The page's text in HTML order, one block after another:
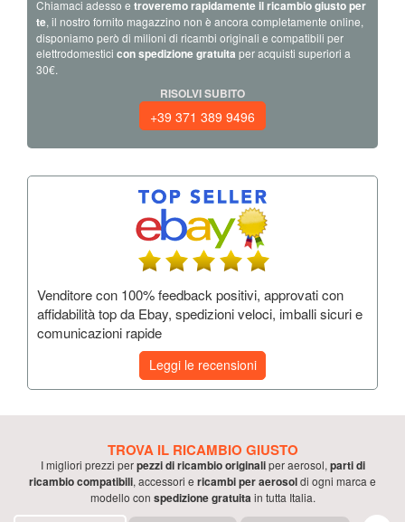
Chiamaci adesso e troveremo rapidamente il ricambio giusto per
te, il nostro fornito magazzino non è ancora completamente online,
disponiamo però di milioni di ricambi originali e compatibili per
elettrodomestici con spedizione gratuita per acquisti superiori a
30€.
RISOLVI SUBITO
+39 371 389 9496
Venditore con 100% feedback positivi, approvati con
affidabilità top da Ebay, spedizioni veloci, imballi sicuri e
comunicazioni rapide
Leggi le recensioni
TROVA IL RICAMBIO GIUSTO
I migliori prezzi perpezzi di ricambio originaliperaerosol, parti di
ricambio compatibili, accessori e ricambi peraerosoldi ogni marca e
modello con spedizione gratuita in tutta Italia.